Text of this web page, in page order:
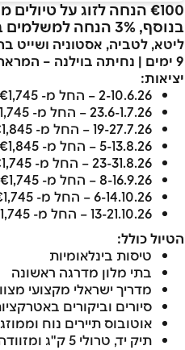
€100 הנחה לזוג על טיולים מאורגנים למדינות הבלטיות והלסינקי
בנוסף, 3% הנחה למשלמים בכרטיס המועדון
ליטא, לטביה, אסטוניה ושייט
9 ימים | נחיתה בוילנה – המראה מטאלין | הפלגה להלסינקי, פינלנד | טיולים מובטחים
יציאות:
2-10.6.26 – החל מ- €1,745
23.6-1.7.26 – החל מ- €1,745
19-27.7.26 – החל מ- €1,845
5-13.8.26 – החל מ- €1,845
23-31.8.26 – החל מ- €1,745
8-16.9.26 – החל מ- €1,745
6-14.10.26 – החל מ- €1,745
13-21.10.26 – החל מ- €1,745
הטיול כולל:
טיסות בינלאומיות
בתי מלון מדרגה ראשונה
מדריך ישראלי מקצועי
סיורים וביקורים
אוטובוס תיירים נוח
תיק יד, טרולי 5 ק"ג ומזוודה 20 ק"ג